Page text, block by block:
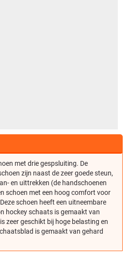
met drie gespsluiting. De
zijn naast de zeer goede steun,
en uittrekken (de handschoenen
schoen met een hoog comfort voor
schoen heeft een uitneembare
hockey schaats is gemaakt van
zeer geschikt bij hoge belasting en
is gemaakt van gehard